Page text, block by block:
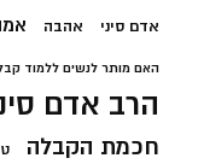
אדם סיני אהבה
האם מותר לנשים ללמוד
הרב אדם
חכמת הקבלה